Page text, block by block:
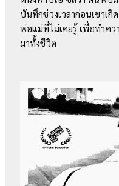
บันทึกช่วงเวลาก่อนเขาเกิ
พ่อแม่ที่ไม่เคยรู้ เพื่อทำคว
มาทั้งชีวิต